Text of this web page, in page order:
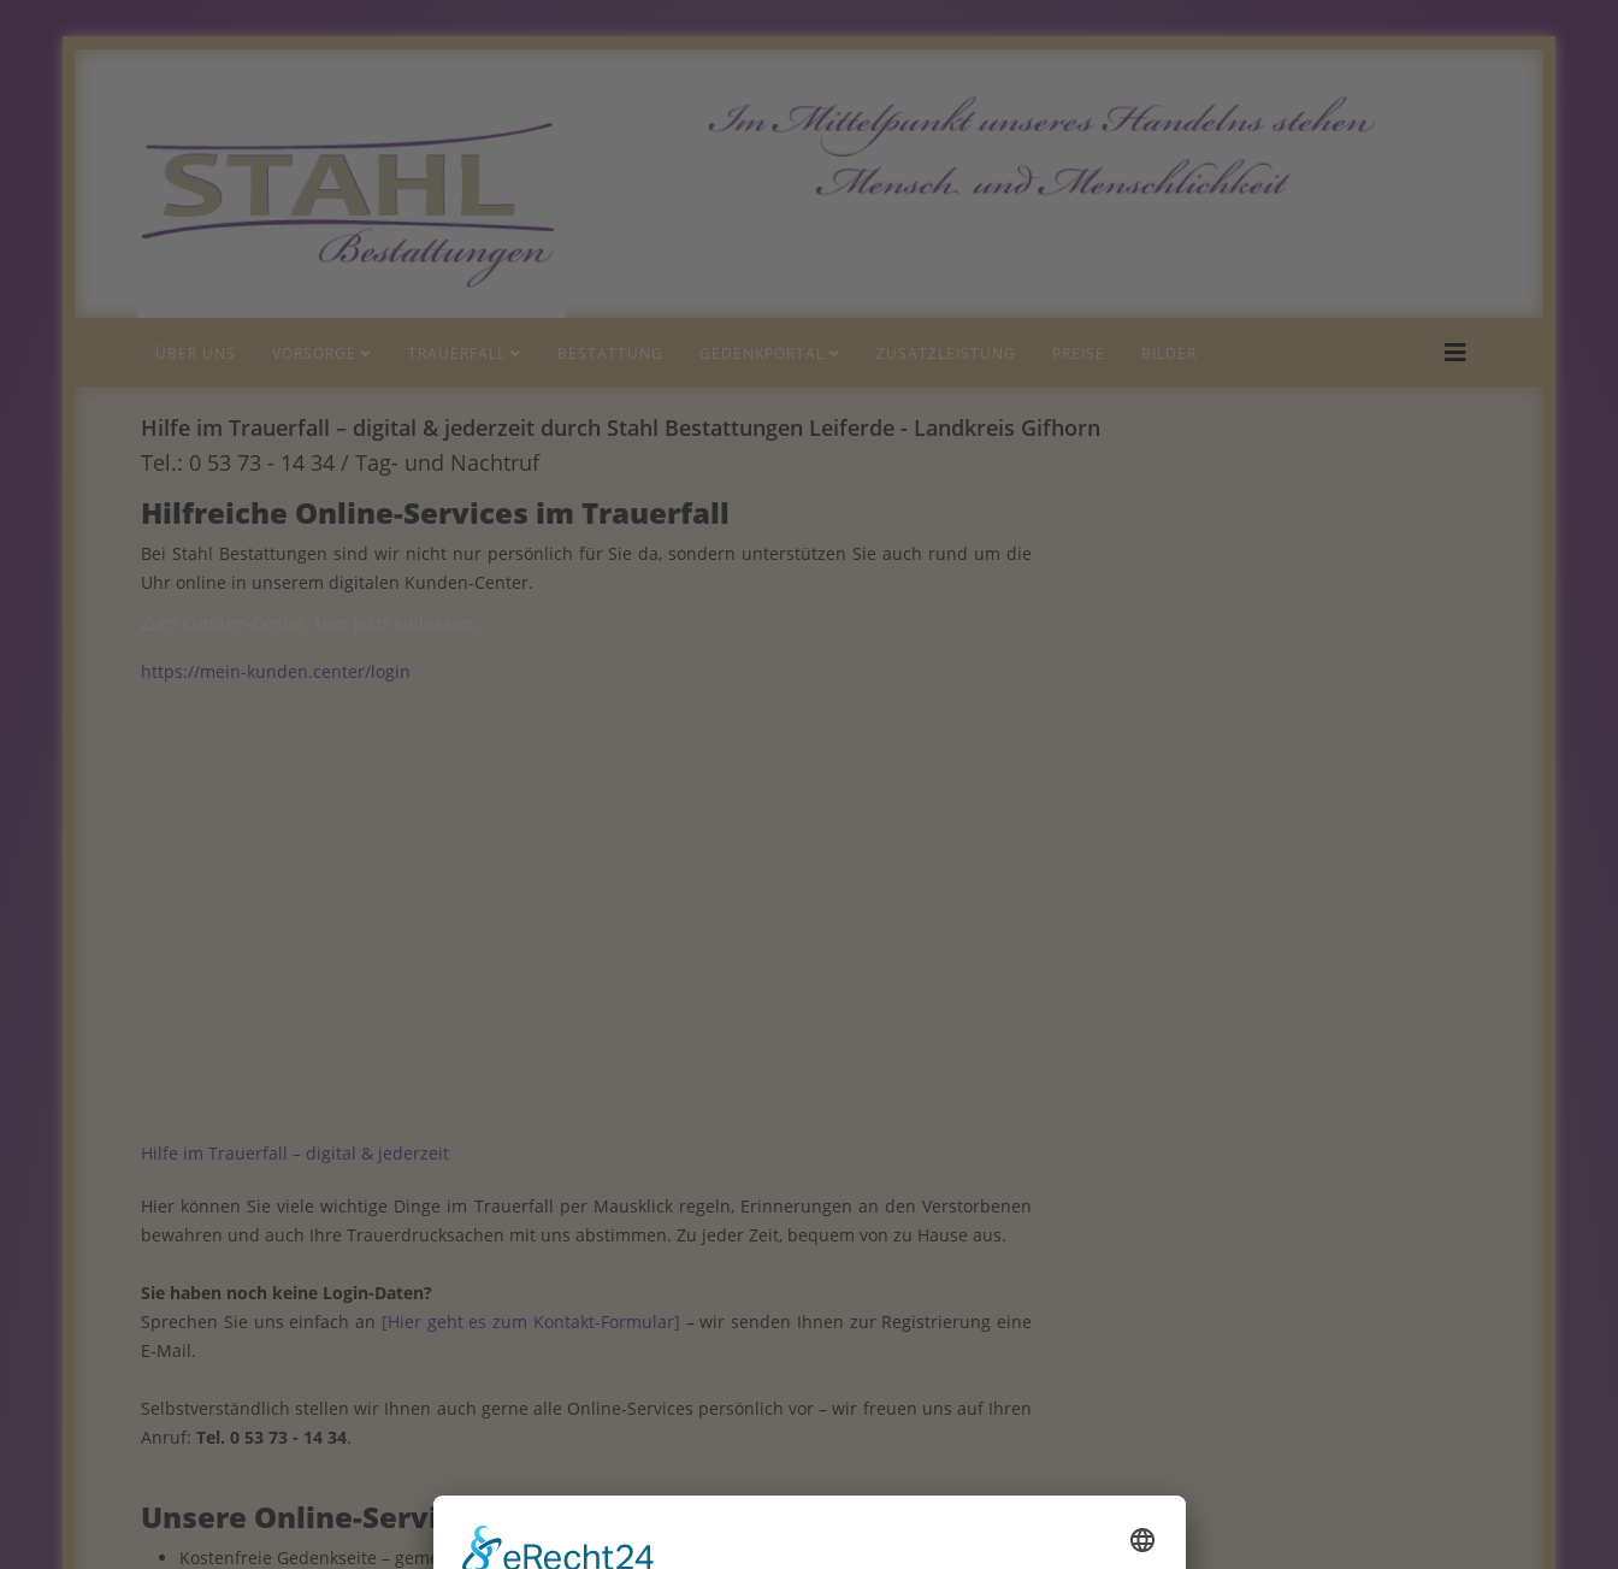
ÜBER UNS VORSORGE TRAUERFALL BESTATTUNG GEDENKPORTAL ZUSATZLEISTUNG PREISE BILDER
Hilfe im Trauerfall – digital & jederzeit durch Stahl Bestattungen Leiferde - Landkreis Gifhorn
Tel.: 0 53 73 - 14 34 / Tag- und Nachtruf
Hilfreiche Online-Services im Trauerfall
Bei Stahl Bestattungen sind wir nicht nur persönlich für Sie da, sondern unterstützen Sie auch rund um die
Uhr online in unserem digitalen Kunden-Center.
https://mein-kunden.center/login
Hilfe im Trauerfall – digital & jederzeit
Hier können Sie viele wichtige Dinge im Trauerfall per Mausklick regeln, Erinnerungen an den Verstorbenen
bewahren und auch Ihre Trauerdrucksachen mit uns abstimmen. Zu jeder Zeit, bequem von zu Hause aus.
Sie haben noch keine Login-Daten?
Sprechen Sie uns einfach an [Hier geht es zum Kontakt-Formular] – wir senden Ihnen zur Registrierung eine
E-Mail.
Selbstverständlich stellen wir Ihnen auch gerne alle Online-Services persönlich vor – wir freuen uns auf Ihren
Anruf: Tel. 0 53 73 - 14 34.
Unsere Online-Services in Ihrem Kunden-Center
Kostenfreie Gedenkseite – gemeinsam trauern & erinnern